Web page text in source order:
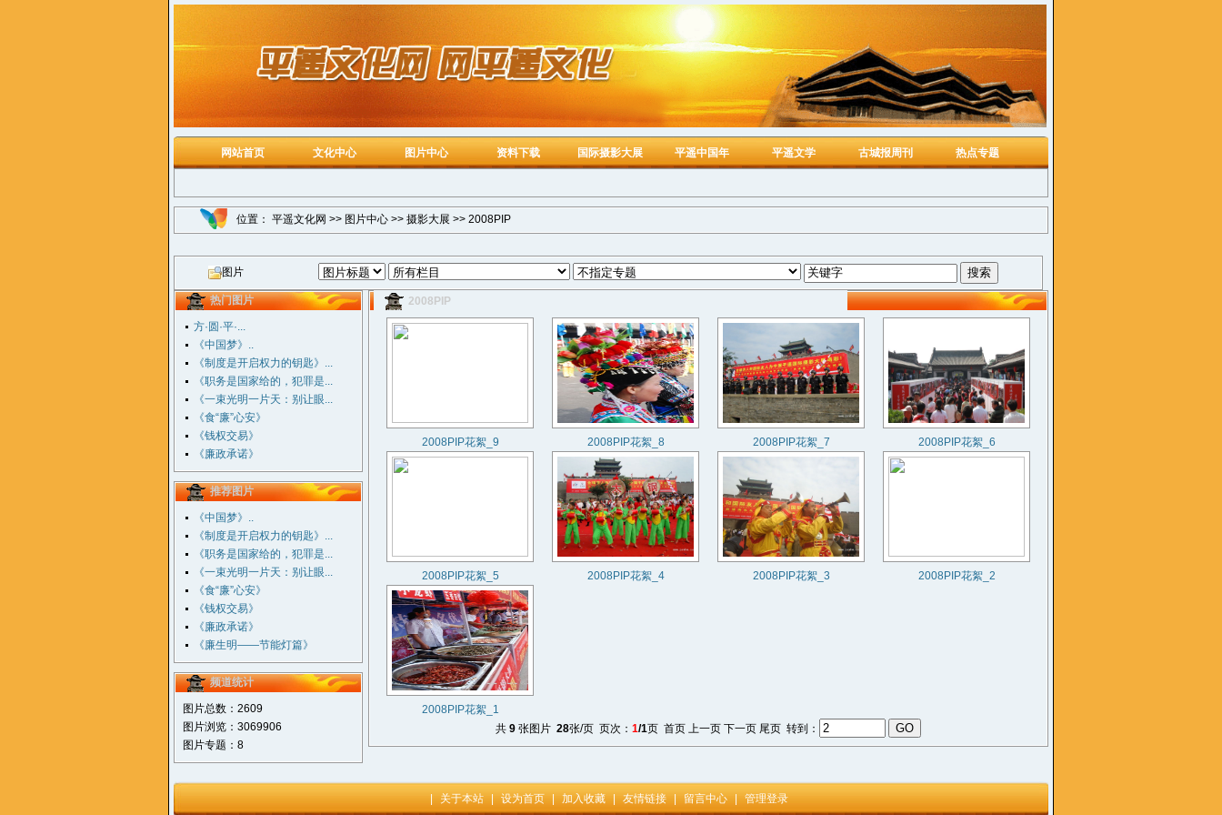
网站首页 文化中心 图片中心 资料下载 国际摄影大展 平遥中国年 平遥文学 古城报周刊 热点专题
位置： 平遥文化网 >> 图片中心 >> 摄影大展 >> 2008PIP
图片
热门图片
方·圆·平·...
《中国梦》..
《制度是开启权力的钥匙》...
《职务是国家给的，犯罪是...
《一束光明一片天：别让眼...
《食“廉”心安》
《钱权交易》
《廉政承诺》
推荐图片
《中国梦》..
《制度是开启权力的钥匙》...
《职务是国家给的，犯罪是...
《一束光明一片天：别让眼...
《食“廉”心安》
《钱权交易》
《廉政承诺》
《廉生明——节能灯篇》
频道统计
图片总数：2609
图片浏览：3069906
图片专题：8
2008PIP
2008PIP花絮_9 2008PIP花絮_8 2008PIP花絮_7 2008PIP花絮_6
2008PIP花絮_5 2008PIP花絮_4 2008PIP花絮_3 2008PIP花絮_2
2008PIP花絮_1
共 9 张图片 28张/页 页次： 1/1页 首页 上一页 下一页 尾页 转到：
关于本站 设为首页 加入收藏 友情链接 留言中心 管理登录